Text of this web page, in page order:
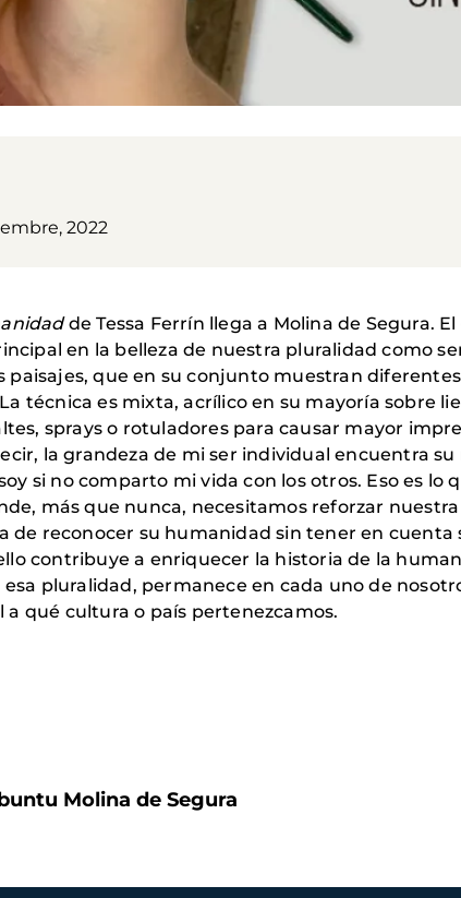
2022
de Tessa Ferrín llega a Molina de Segura.
en la belleza de nuestra pluralidad como
que en su conjunto muestran
técnica es mixta, acrílico en su mayoría sobre
sprays o rotuladores para causar mayor
la grandeza de mi ser individual encuentra
si no comparto mi vida con los otros. Eso es lo
más que nunca, necesitamos reforzar
reconocer su humanidad sin tener en cuenta
contribuye a enriquecer la historia de la
pluralidad, permanece en cada uno de
qué cultura o país pertenezcamos.
Molina de Segura